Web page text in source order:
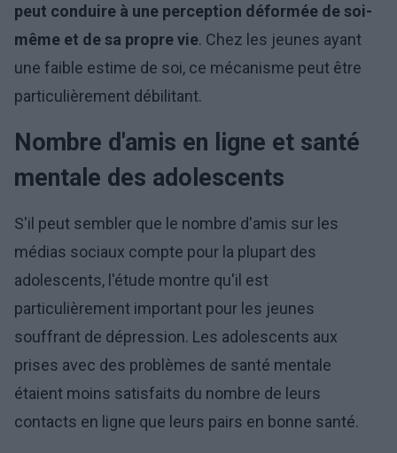
peut conduire à une perception déformée de soi-
même et de sa propre vie. Chez les jeunes ayant
une faible estime de soi, ce mécanisme peut être
particulièrement débilitant.
Nombre d'amis en ligne et santé
mentale des adolescents
S'il peut sembler que le nombre d'amis sur les
médias sociaux compte pour la plupart des
adolescents, l'étude montre qu'il est
particulièrement important pour les jeunes
souffrant de dépression. Les adolescents aux
prises avec des problèmes de santé mentale
étaient moins satisfaits du nombre de leurs
contacts en ligne que leurs pairs en bonne santé.